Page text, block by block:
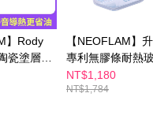
AFTEEで延長できる日数をも
品を受け取るまで支払い期限
ない場合があります（例：予
のため、商品到着の有無に関
】Rody
瓷塗層炒
玻璃蓋
【NEOFLAM】
專利無膠條耐熱
鮮盒6件組-藍(耐
度)
NT$1,180
NT$1,784